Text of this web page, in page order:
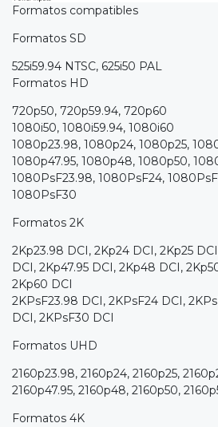
Formatos compatibles
Formatos SD
525i59.94 NTSC, 625i50 PAL
Formatos HD
720p50, 720p59.94, 720p60
1080i50, 1080i59.94, 1080i60
1080p23.98, 1080p24, 1080p25,
1080p47.95, 1080p48, 1080p50,
1080PsF23.98, 1080PsF24,
1080PsF30
Formatos 2K
2Kp23.98 DCI, 2Kp24 DCI, 2Kp25
DCI, 2Kp47.95 DCI, 2Kp48 DCI,
2Kp60 DCI
2KPsF23.98 DCI, 2KPsF24 DCI,
DCI, 2KPsF30 DCI
Formatos UHD
2160p23.98, 2160p24, 2160p25,
2160p47.95, 2160p48, 2160p50,
Formatos 4K